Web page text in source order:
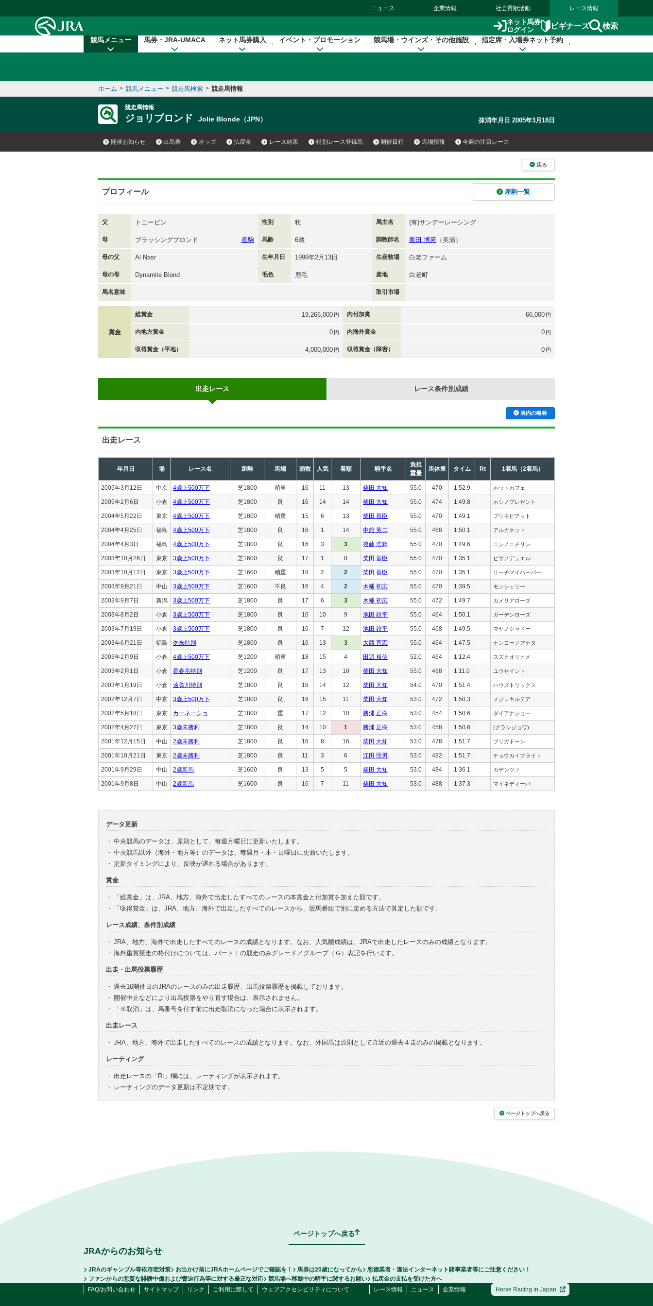
ニュース 企業情報 社会貢献活動 レース情報
ネット馬券
ログイン
ビギナーズ 検索
競馬メニュー 馬券・JRA-UMACA ネット馬券購入 イベント・プロモーション 競馬場・ウインズ・その他施設 指定席・入場券ネット予約
ホーム > 競馬メニュー > 競走馬検索 > 競走馬情報
競走馬情報
ジョリブロンド Jolie Blonde（JPN） 抹消年月日 2005年3月18日
開催お知らせ 出馬表 オッズ 払戻金 レース結果 特別レース登録馬 開催日程 馬場情報 今週の注目レース
戻る
プロフィール 産駒一覧
父 トニービン 性別 牝 馬主名 (有)サンデーレーシング
母 ブラッシングブロンド 産駒 馬齢 6歳 調教師名 栗田 博憲 （美浦）
母の父 Al Nasr 生年月日 1999年2月13日 生産牧場 白老ファーム
母の母 Dynamite Blond 毛色 鹿毛 産地 白老町
馬名意味 取引市場
賞金
総賞金 19,266,000 円 内付加賞 66,000 円
内地方賞金 0 円 内海外賞金 0 円
収得賞金（平地） 4,000,000 円 収得賞金（障害） 0 円
出走レース レース条件別成績
表内の略称
出走レース
年月日 場 レース名 距離 馬場 頭数 人気 着順 騎手名
負担
重量
馬体重 タイム Rt 1着馬（2着馬）
2005年3月12日 中京 4歳上500万下 芝1800 稍重 16 11 13 柴田 大知 55.0 470 1:52.9 ホットカフェ
2005年2月6日 小倉 4歳上500万下 芝1800 良 16 14 14 柴田 大知 55.0 474 1:49.8 ホシノプレゼント
2004年5月22日 東京 4歳上500万下 芝1800 稍重 15 6 13 柴田 善臣 55.0 470 1:49.1 プリモピアット
2004年4月25日 福島 4歳上500万下 芝1800 良 16 1 14 中舘 英二 55.0 468 1:50.1 アルカネット
2004年4月3日 福島 4歳上500万下 芝1800 良 16 3 3 後藤 浩輝 55.0 470 1:49.6 ニシノニチリン
2003年10月26日 東京 3歳上500万下 芝1600 良 17 1 8 柴田 善臣 55.0 470 1:35.1 ピサノデュエル
2003年10月12日 東京 3歳上500万下 芝1600 稍重 18 2 2 柴田 善臣 55.0 470 1:35.1 リーチマイハーバー
2003年9月21日 中山 3歳上500万下 芝1600 不良 16 4 2 木幡 初広 55.0 470 1:39.5 モンシェリー
2003年9月7日 新潟 3歳上500万下 芝1800 良 17 6 3 木幡 初広 55.0 472 1:49.7 カメリアローズ
2003年8月2日 小倉 3歳上500万下 芝1800 良 16 10 9 池田 鉄平 55.0 464 1:50.1 ガーデンローズ
2003年7月19日 小倉 3歳上500万下 芝1800 良 16 7 12 池田 鉄平 55.0 468 1:49.5 マヤノシャドー
2003年6月21日 福島 勿来特別 芝1800 良 16 13 3 大西 直宏 55.0 464 1:47.5 ナンヨーノアナタ
2003年2月9日 小倉 4歳上500万下 芝1200 稍重 18 15 4 田辺 裕信 52.0 464 1:12.4 スズカオリヒメ
2003年2月1日 小倉 香春岳特別 芝1200 良 17 13 10 柴田 大知 55.0 468 1:11.0 ユウセイント
2003年1月19日 小倉 遠賀川特別 芝1800 良 16 14 12 柴田 大知 54.0 470 1:51.4 ハウズトリックス
2002年12月7日 中京 3歳上500万下 芝1800 良 16 15 11 柴田 大知 53.0 472 1:50.3 メジロキルデア
2002年5月18日 東京 カーネーショ 芝1800 重 17 12 10 勝浦 正樹 53.0 454 1:50.6 ダイアナショー
2002年4月27日 東京 3歳未勝利 芝1800 良 14 10 1 勝浦 正樹 53.0 458 1:50.6 (グランジョワ)
2001年12月15日 中山 2歳未勝利 芝1800 良 16 8 16 柴田 大知 53.0 478 1:51.7 ブリガドーン
2001年10月21日 東京 2歳未勝利 芝1800 良 11 3 6 江田 照男 53.0 482 1:51.7 チョウカイフライト
2001年9月29日 中山 2歳新馬 芝1600 良 13 5 5 柴田 大知 53.0 484 1:36.1 カデンツァ
2001年9月8日 中山 2歳新馬 芝1600 良 16 7 11 柴田 大知 53.0 488 1:37.3 マイネディーバ
データ更新
・ 中央競馬のデータは、原則として、毎週月曜日に更新いたします。
・ 中央競馬以外（海外・地方等）のデータは、毎週月・木・日曜日に更新いたします。
・ 更新タイミングにより、反映が遅れる場合があります。
賞金
・
「総賞金」は、JRA、地方、海外で出走したすべてのレースの本賞金と付加賞を加えた額です。
・
「収得賞金」は、JRA、地方、海外で出走したすべてのレースから、競馬番組で別に定める方法で算定した額です。
レース成績、条件別成績
・ JRA、地方、海外で出走したすべてのレースの成績となります。なお、人気順成績は、JRAで出走したレースのみの成績となります。
・ 海外重賞競走の格付けについては、パートⅠの競走のみグレード／グループ（Ｇ）表記を行います。
出走・出馬投票履歴
・ 過去16開催日のJRAのレースのみの出走履歴、出馬投票履歴を掲載しております。
・ 開催中止などにより出馬投票をやり直す場合は、表示されません。
・
「※取消」は、馬番号を付す前に出走取消になった場合に表示されます。
出走レース
・ JRA、地方、海外で出走したすべてのレースの成績となります。なお、外国馬は原則として直近の過去４走のみの掲載となります。
レーティング
・ 出走レースの「Rt」欄には、レーティングが表示されます。
・
レーティングのデータ更新は不定期です。
ページトップへ戻る
ページトップへ戻る
JRAからのお知らせ
JRAのギャンブル等依存症対策 お出かけ前にJRAホームページでご確認を！ 馬券は20歳になってから
悪徳業者・違法インターネット賭事業者等にご注意ください！
ファンからの悪質な誹謗中傷および脅迫行為等に対する厳正な対応
競馬場へ移動中の騎手に関するお願い
払戻金の支払を受けた方へ
FAQ/お問い合わせ
サイトマップ リンク ご利用に際して ウェブアクセシビリティについて レース情報 ニュース 企業情報 Horse Racing in Japan